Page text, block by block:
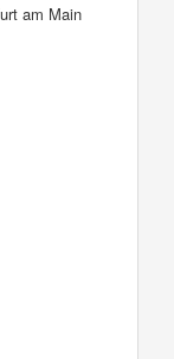
am Main